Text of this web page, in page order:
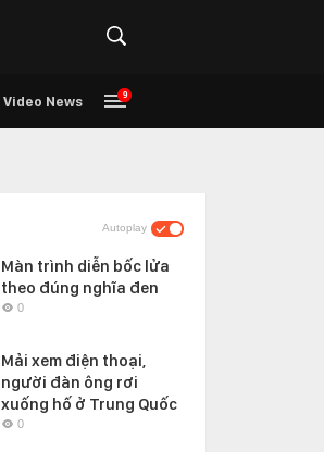
Video News 9
Autoplay
Màn trình diễn bốc lửa
theo đúng nghĩa đen
0
Mải xem điện thoại,
người đàn ông rơi
xuống hố ở Trung Quốc
0